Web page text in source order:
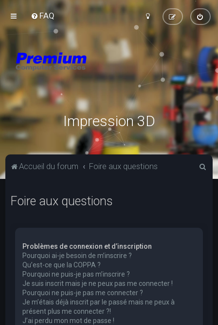
FAQ
Impression 3D
Accueil du forum Foire aux questions
Foire aux questions
Problèmes de connexion et d’inscription
Pourquoi ai-je besoin de m’inscrire ?
Qu’est-ce que la COPPA ?
Pourquoi ne puis-je pas m’inscrire ?
Je suis inscrit mais je ne peux pas me connecter !
Pourquoi ne puis-je pas me connecter ?
Je m’étais déjà inscrit par le passé mais ne peux à
présent plus me connecter ?!
J’ai perdu mon mot de passe !